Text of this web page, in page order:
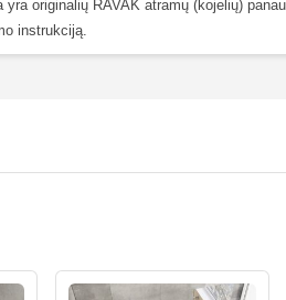
yra originalių RAVAK atramų (kojelių)
instrukciją.